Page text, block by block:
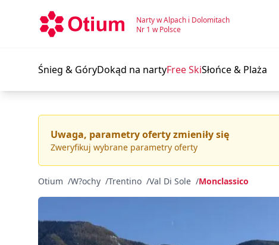
Narty w Alpach i Dolomitach
Nr 1 w Polsce
Śnieg & GóryDokąd na nartyFree SkiSłońce & Plaża
Uwaga, parametry oferty zmieniły się
Zweryfikuj wybrane parametry oferty
Otium W?ochy Trentino Val Di Sole Monclassico